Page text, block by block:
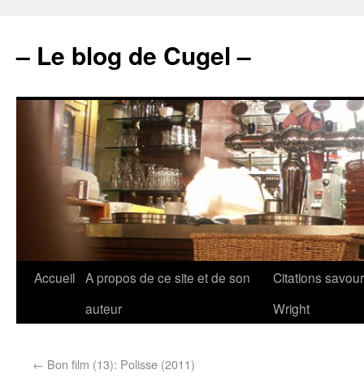
– Le blog de Cugel –
Accueil A propos de ce site et de son
auteur
Citations
Wright
← Bon film (13): Polisse (2011)